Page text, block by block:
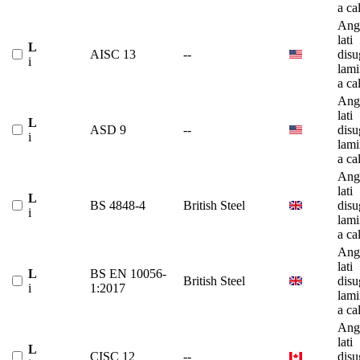
a
L
i
AISC 13 --
lati
a
L
i
ASD 9 --
lati
a
L
i
BS 4848-4 British Steel
lati
a
L
i
BS EN 10056-
1:2017
British Steel
lati
a
L
CISC 12 --
lati